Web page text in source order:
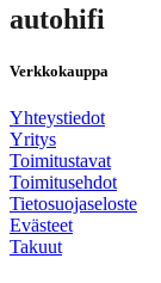
autohifi
Verkkokauppa
Yhteystiedot
Yritys
Toimitustavat
Toimitusehdot
Tietosuojaseloste
Evästeet
Takuut